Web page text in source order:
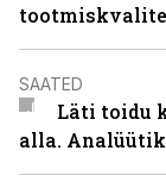
SAATED
Läti toidu
alla.